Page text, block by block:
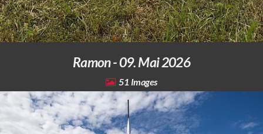
Ramon - 09. Mai 2026
51